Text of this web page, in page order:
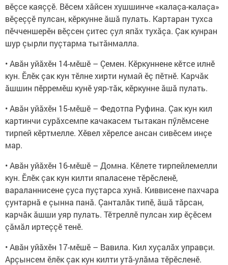
вӗçсе каяççӗ. Вӗсем хăйсен хушшинче «калаçа-калаçа»
вӗçеççӗ пулсан, кӗркунне ăшă пулать. Картаран тухса
пӗчченшерӗн вӗçсен çитес çул япăх тухăçа. Çак кунран
шур çырли пуçтарма тытăнмалла.
• Авăн уйăхӗн 14-мӗшӗ – Çемен. Кӗркуннене кӗтсе илнӗ
кун. Ӗлӗк çак кун тӗлне хирти нумай ӗç пӗтнӗ. Карчăк
ăшшин пӗрремӗш кунӗ уяр-тăк, кӗркунне ăшă пулать.
• Авăн уйăхӗн 15-мӗшӗ – Федотпа Руфина. Çак кун кил
картинчи сурăхсемпе качакасем тытакан пӳлӗмсене
тирпей кӗртмелле. Хӗвел хӗрелсе ансан сивӗсем инçе
мар.
• Авăн уйăхӗн 16-мӗшӗ – Домна. Кӗлете тирпейлемелли
кун. Ӗлӗк çак кун килти япаласене тӗрӗсленӗ,
вараланнисене çуса пуçтарса хунă. Киввисене пахчара
çунтарнă е çынна панă. Çанталăк типӗ, ăшă тăрсан,
карчăк ăшши уяр пулать. Тӗтреллӗ пулсан хир ӗçӗсем
çăмăл иртеççӗ тенӗ.
• Авăн уйăхӗн 17-мӗшӗ – Вавила. Кил хуçалăх управçи.
Арçынсем ӗлӗк çак кун килти утă-улăма тӗрӗсленӗ.